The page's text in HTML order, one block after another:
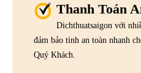
Thanh Toán
Dichthuatsaigon với
đảm bảo tính an toàn nhanh
Quý Khách.